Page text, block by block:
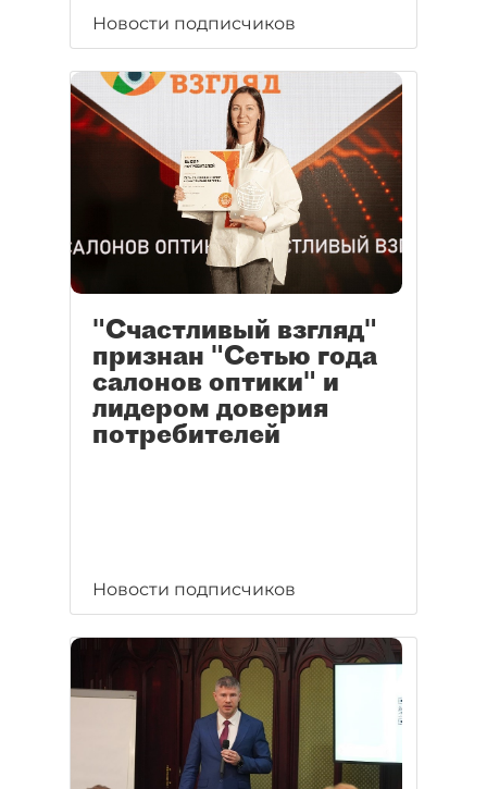
Новости подписчиков
"Счастливый взгляд"
признан "Сетью года
салонов оптики" и
лидером доверия
потребителей
Новости подписчиков